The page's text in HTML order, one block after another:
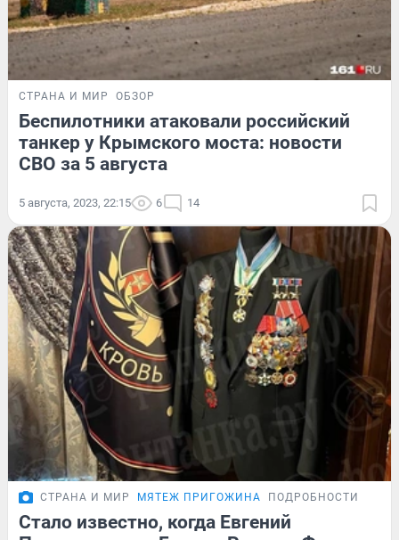
СТРАНА И МИР ОБЗОР
Беспилотники атаковали российский
танкер у Крымского моста: новости
СВО за 5 августа
5 августа, 2023, 22:15 6 14
СТРАНА И МИР МЯТЕЖ ПРИГОЖИНА ПОДРОБНОСТИ
Стало известно, когда Евгений